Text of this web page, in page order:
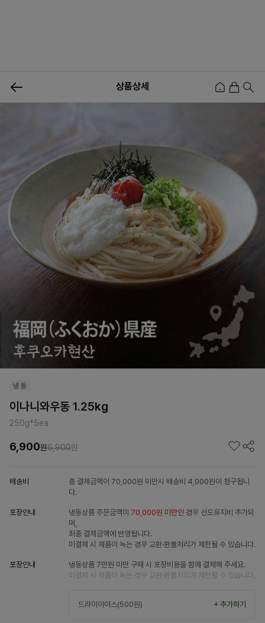
상품상세
이나니와우동 1.25kg
250g*5ea
6,900원6,900원
배송비
총 결제금액이 70,000원 미만시 배송비 4,000원이 청구됩니
다.
포장안내 냉동상품 주문금액이 70,000원 미만인 경우 선도유지비 추가되
며,
최종 결제금액에 반영됩니다.
미결제 시 제품이 녹는 경우 교환·환불처리가 제한될 수 있습니다.
포장안내
냉동상품 7만원 미만 구매 시 포장비용을 함께 결제해 주세요.
미결제 시 제품이 녹는 경우 교환·환불처리가 제한될 수 있습니다.
드라이아이스(500원) + 추가하기